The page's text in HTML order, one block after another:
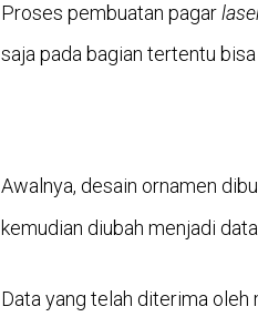
Proses pembuatan pagar
saja pada bagian tertentu
Awalnya, desain ornamen
kemudian diubah menjadi
Data yang telah diterima